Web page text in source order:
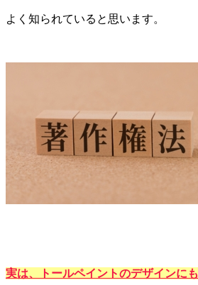
よく知られていると思います。
実は、トールペイントのデザインにも